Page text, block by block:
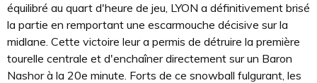
équilibré au quart d'heure de jeu, LYON a définitivement brisé
la partie en remportant une escarmouche décisive sur la
midlane. Cette victoire leur a permis de détruire la première
tourelle centrale et d'enchaîner directement sur un Baron
Nashor à la 20e minute. Forts de ce snowball fulgurant, les